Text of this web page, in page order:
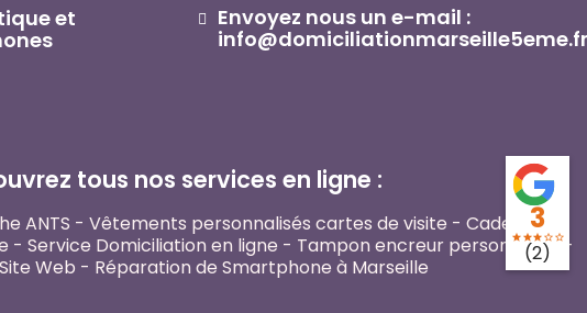
et
Envoyez nous un e-mail :
info@domiciliationmarseille5eme.fr
tous nos services en ligne :​
ANTS - Vêtements personnalisés cartes de visite - Cadeaux et
- Service Domiciliation en ligne - Tampon encreur personnalisé-
Web - Réparation de Smartphone à Marseille
3
star starstar star_border star_border
(2)